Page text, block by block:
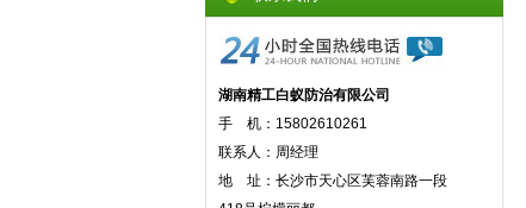
湖南精工白蚁防治有限公司
手 机：15802610261
联系人：周经理
地 址：长沙市天心区芙蓉南路一段